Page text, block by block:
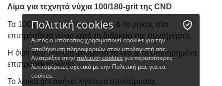
Λίμα για τεχνητά νύχια 100/180-grit της CND
Τα 100-grit μειώνουν το πάχος & το μήκος στα
επιπρόσθετα νύχια κατά τη διάρκεια της συντήρησης.
Η όψη των 180-grit φορμάρει τα νέα & τα συντηρημένα
επιπρόσθετα νύχια.
Το λευκό grit αφήνει λιγότερα υπολείμματα.
Πολιτική cookies
Αυτός ο ιστότοπος χρησιμοποιεί cookies για την
αποθήκευση πληροφοριών στον υπολογιστή σας.
Ανατρέξτε στηνπολιτική cookiesγια περισσότερες
λεπτομέρειες σχετικά με την Πολιτική μας για τα
cookies.